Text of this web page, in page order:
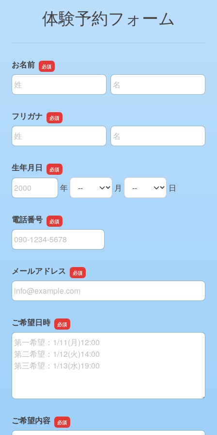
体験予約フォーム
お名前
名前の姓
名前の名
フリガナ
名前の姓
名前の名
生年月日
生年月日の年 年
生年月日の月 月
生年月日の日 日
電話番号
電話番号
メールアドレス
メールアドレス
ご希望日時
ご希望日時
ご希望内容